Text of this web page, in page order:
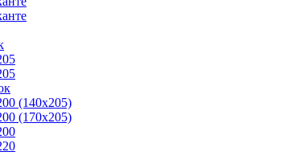
(140х205)
(170х205)